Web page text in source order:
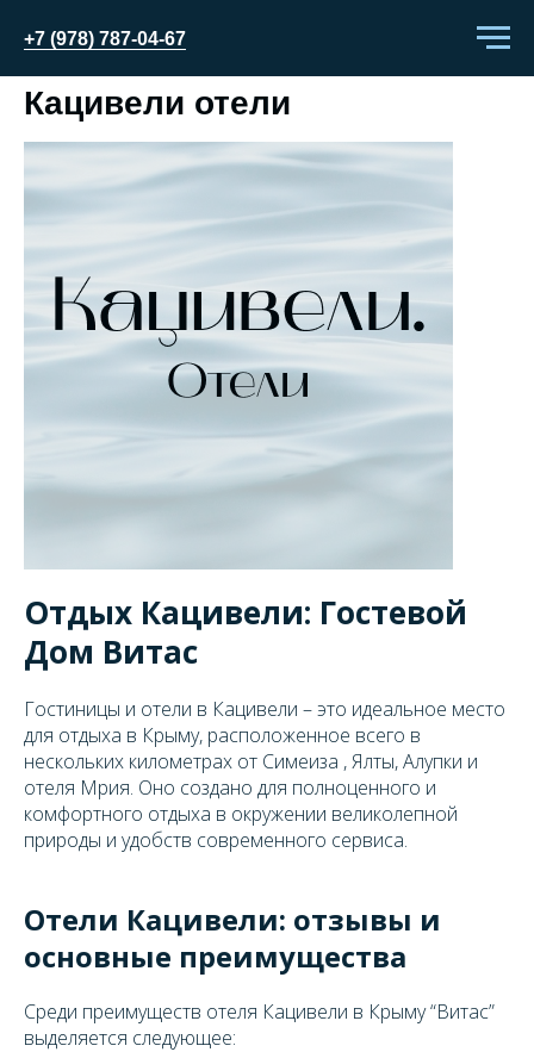
+7 (978) 787-04-67
Кацивели отели
Отдых Кацивели: Гостевой
Дом Витас
Гостиницы и отели в Кацивели – это идеальное место
для отдыха в Крыму, расположенное всего в
нескольких километрах от Симеиза , Ялты, Алупки и
отеля Мрия. Оно создано для полноценного и
комфортного отдыха в окружении великолепной
природы и удобств современного сервиса.
Отели Кацивели: отзывы и
основные преимущества
Среди преимуществ отеля Кацивели в Крыму “Витас”
выделяется следующее: